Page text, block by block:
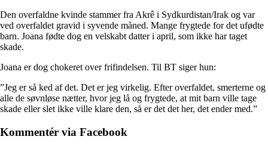
Den overfaldne kvinde stammer fra Akrê i Sydkurdistan/Irak og var
ved overfaldet gravid i syvende måned. Mange frygtede for det ufødte
barn. Joana fødte dog en velskabt datter i april, som ikke har taget
skade.
Joana er dog chokeret over frifindelsen. Til BT siger hun:
”Jeg er så ked af det. Det er jeg virkelig. Efter overfaldet, smerterne og
alle de søvnløse nætter, hvor jeg lå og frygtede, at mit barn ville tage
skade eller slet ikke ville klare den, så er det det her, det ender med.”
Kommentér via Facebook